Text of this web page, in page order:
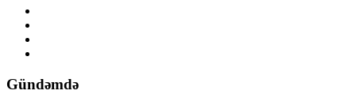
Gündəmdə